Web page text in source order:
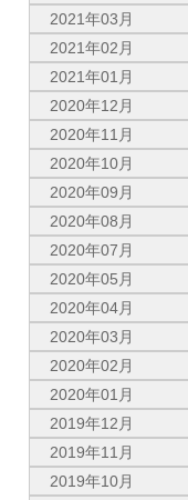
2021年03月
2021年02月
2021年01月
2020年12月
2020年11月
2020年10月
2020年09月
2020年08月
2020年07月
2020年05月
2020年04月
2020年03月
2020年02月
2020年01月
2019年12月
2019年11月
2019年10月